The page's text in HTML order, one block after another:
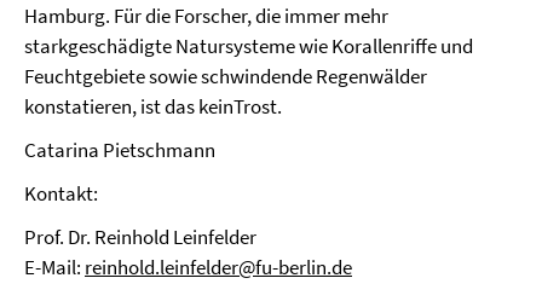
Hamburg. Für die Forscher, die immer mehr
starkgeschädigte Natursysteme wie Korallenriffe und
Feuchtgebiete sowie schwindende Regenwälder
konstatieren, ist das keinTrost.
Catarina Pietschmann
Kontakt:
Prof. Dr. Reinhold Leinfelder
E-Mail: reinhold.leinfelder@fu-berlin.de